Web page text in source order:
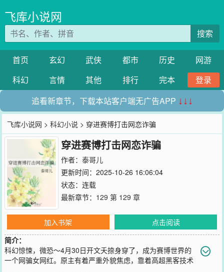
飞库小说网
搜索
首页 玄幻 武侠 都市 历史
网游
科幻
言情 其他 排行 完本
登录
追看新章节，下载本站客户端无广告APP ↓↓↓
飞库小说网 >科幻小说 > 穿进赛博打击网恋诈骗
穿进赛博打击网恋诈骗
作者： 泰哥儿
更新时间：2025-10-26 16:06:04
状态：连载
最新章节： 129 第 129 章
加入书架
点击阅读
简介：
科幻惊悚，微恐～4月30日开文夭捺身穿了，成为赛博世界的
一个网骗女网红。原主有着严重外貌焦虑，靠着高超黑客技术